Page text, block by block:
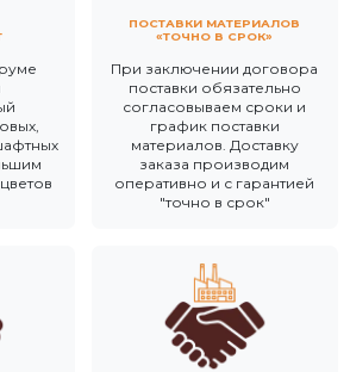
ПОСТАВКИ МАТЕРИАЛОВ
«ТОЧНО В СРОК»
При заключении договора
поставки обязательно
согласовываем сроки и
график поставки
материалов. Доставку
заказа производим
оперативно и с гарантией
"точно в срок"